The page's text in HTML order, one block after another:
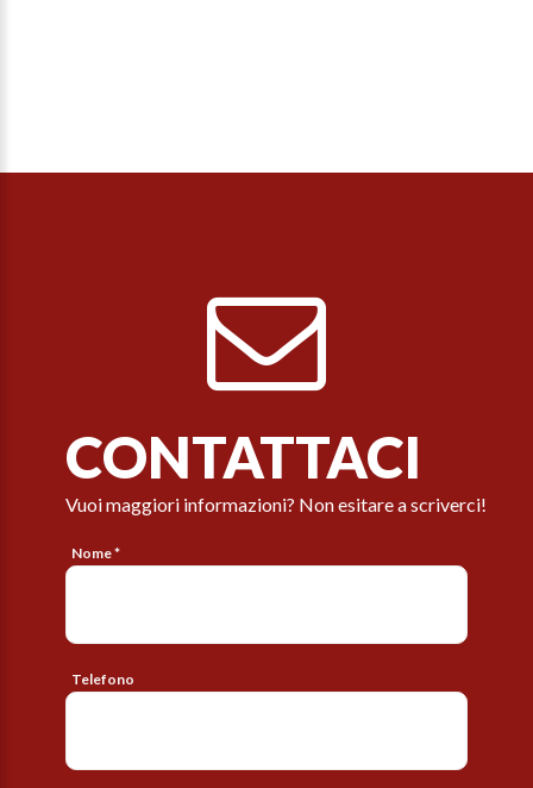
CONTATTACI
Vuoi maggiori informazioni? Non esitare a scriverci!
Nome *
Telefono